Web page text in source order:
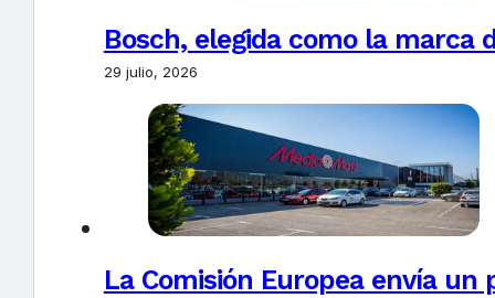
Bosch, elegida como la marca
29 julio, 2026
La Comisión Europea envía un